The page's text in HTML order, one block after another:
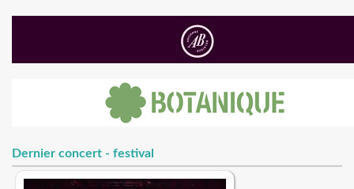
Dernier concert - festival